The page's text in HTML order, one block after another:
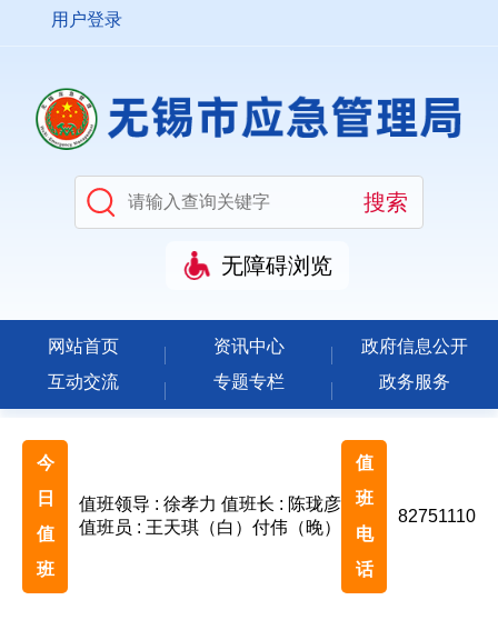
用户登录
无障碍浏览
网站首页 资讯中心
政府信息公开
互动交流
专题专栏 政务服务
今
日
值
班
值班领导 : 徐孝力 值班长 : 陈珑彦
值班员 : 王天琪（白）付伟（晚）
值
班
电
话
82751110